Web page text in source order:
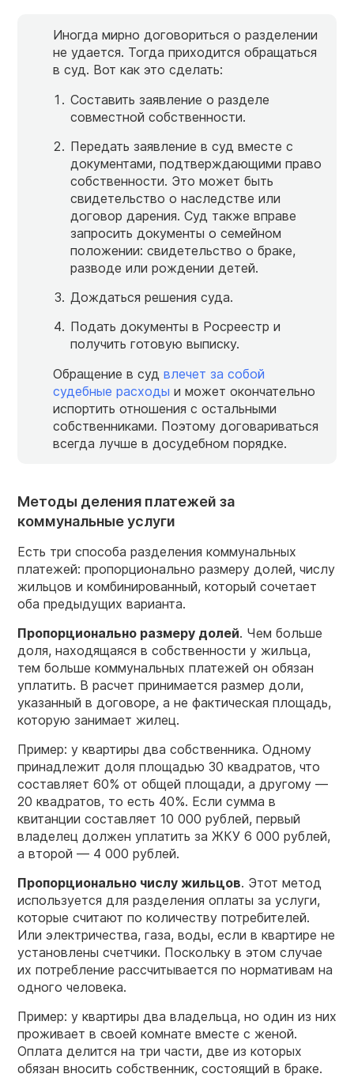
Иногда мирно договориться о разделении
не удается. Тогда приходится обращаться
в суд. Вот как это сделать:
Составить заявление о разделе
совместной собственности.
Передать заявление в суд вместе с
документами, подтверждающими право
собственности. Это может быть
свидетельство о наследстве или
договор дарения. Суд также вправе
запросить документы о семейном
положении: свидетельство о браке,
разводе или рождении детей.
Дождаться решения суда.
Подать документы в Росреестр и
получить готовую выписку.
Обращение в суд влечет за собой
судебные расходы и может окончательно
испортить отношения с остальными
собственниками. Поэтому договариваться
всегда лучше в досудебном порядке.
Методы деления платежей за
коммунальные услуги
Есть три способа разделения коммунальных
платежей: пропорционально размеру долей, числу
жильцов и комбинированный, который сочетает
оба предыдущих варианта.
Пропорционально размеру долей. Чем больше
доля, находящаяся в собственности у жильца,
тем больше коммунальных платежей он обязан
уплатить. В расчет принимается размер доли,
указанный в договоре, а не фактическая площадь,
которую занимает жилец.
Пример: у квартиры два собственника. Одному
принадлежит доля площадью 30 квадратов, что
составляет 60% от общей площади, а другому —
20 квадратов, то есть 40%. Если сумма в
квитанции составляет 10 000 рублей, первый
владелец должен уплатить за ЖКУ 6 000 рублей,
а второй — 4 000 рублей.
Пропорционально числу жильцов. Этот метод
используется для разделения оплаты за услуги,
которые считают по количеству потребителей.
Или электричества, газа, воды, если в квартире не
установлены счетчики. Поскольку в этом случае
их потребление рассчитывается по нормативам на
одного человека.
Пример: у квартиры два владельца, но один из них
проживает в своей комнате вместе с женой.
Оплата делится на три части, две из которых
обязан вносить собственник, состоящий в браке.